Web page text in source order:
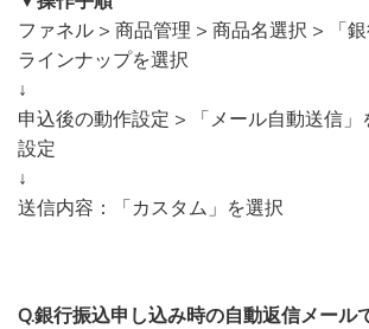
ファネル > 商品管理 > 商品名選択 > 「
ラインナップを選択
↓
申込後の動作設定 > 「メール自動送信」
設定
↓
送信内容：「カスタム」を選択
Q.銀行振込申し込み時の自動返信メール